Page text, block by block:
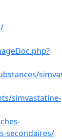
simvastatine-
secondaires/